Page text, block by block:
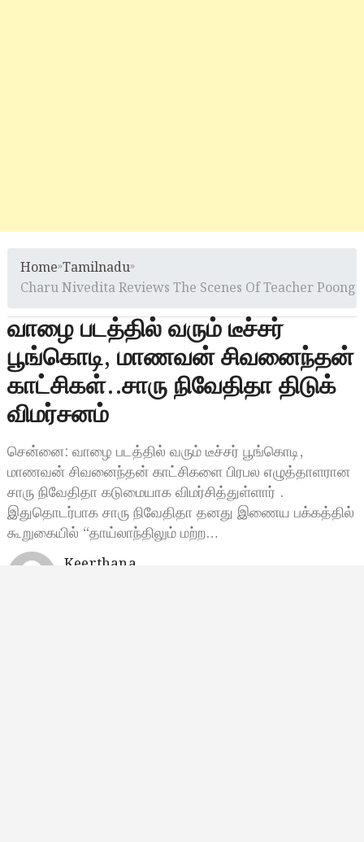
Home»Tamilnadu»
Charu Nivedita Reviews The Scenes Of Teacher
வாழை படத்தில் வரும் டீச்சர்
பூங்கொடி, மாணவன் சிவனைந்தன்
காட்சிகள்..சாரு நிவேதிதா திடுக்
விமர்சனம்
சென்னை: வாழை படத்தில் வரும் டீச்சர் பூங்கொடி,
மாணவன் சிவனைந்தன் காட்சிகளை பிரபல எழுத்தாளரான
சாரு நிவேதிதா கடுமையாக விமர்சித்துள்ளார் .
இதுதொடர்பாக சாரு நிவேதிதா தனது இணைய பக்கத்தில்
கூறுகையில் “தாய்லாந்திலும் மற்ற…
Keerthana